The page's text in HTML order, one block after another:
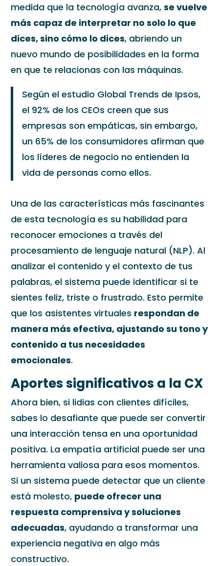
medida que la tecnología avanza,se vuelve
más capaz de interpretar no solo lo que
dices, sino cómo lo dices, abriendo un
nuevo mundo de posibilidades en la forma
en que te relacionas con las máquinas.
Según el estudio Global Trends de Ipsos,
el 92% de los CEOs creen que sus
empresas son empáticas, sin embargo,
un 65% de los consumidores afirman que
los líderes de negocio no entienden la
vida de personas como ellos.
Una de las características más fascinantes
de esta tecnología es su habilidad para
reconocer emociones a través del
procesamiento de lenguaje natural (NLP). Al
analizar el contenido y el contexto de tus
palabras, el sistema puede identificar si te
sientes feliz, triste o frustrado. Esto permite
que los asistentes virtuales respondan de
manera más efectiva, ajustando su tono y
contenido a tus necesidades
emocionales.
Aportes significativos a la CX
Ahora bien, si lidias con clientes difíciles,
sabes lo desafiante que puede ser convertir
una interacción tensa en una oportunidad
positiva. La empatía artificial puede ser una
herramienta valiosa para esos momentos.
Si un sistema puede detectar que un cliente
está molesto, puede ofrecer una
respuesta comprensiva y soluciones
adecuadas, ayudando a transformar una
experiencia negativa en algo más
constructivo.